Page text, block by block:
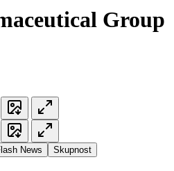
Group
News Skupnost